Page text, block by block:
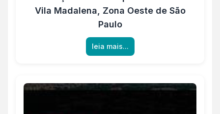
Vila Madalena, Zona Oeste de São
Paulo
leia mais...